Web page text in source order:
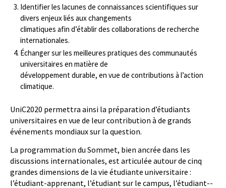
Identifier les lacunes de connaissances scientifiques sur
divers enjeux liés aux changements
climatiques afin d’établir des collaborations de recherche
internationales.
Échanger sur les meilleures pratiques des communautés
universitaires en matière de
développement durable, en vue de contributions à l’action
climatique.
UniC2020 permettra ainsi la préparation d’étudiants
universitaires en vue de leur contribution à de grands
événements mondiaux sur la question.
La programmation du Sommet, bien ancrée dans les
discussions internationales, est articulée autour de cinq
grandes dimensions de la vie étudiante universitaire :
l’étudiant-­apprenant, l’étudiant sur le campus, l’étudiant-­